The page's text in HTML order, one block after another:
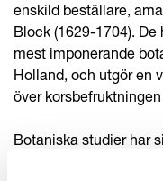
enskild beställare,
Block (1629-1704).
mest imponerande
Holland, och utgör en
över
Botaniska studier har